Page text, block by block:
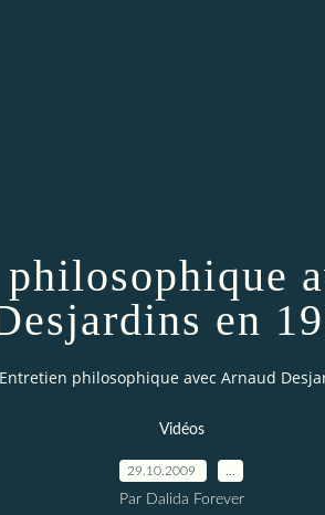
en
Entretien philosophique avec Arnaud
Vidéos
29.10.2009
Par Dalida Forever